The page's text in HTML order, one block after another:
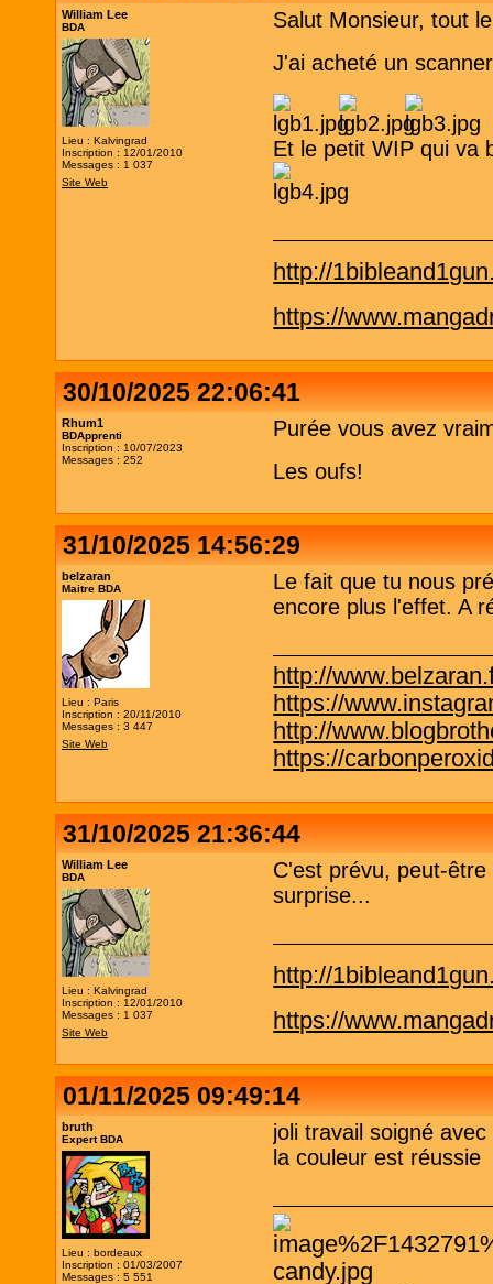
William Lee
BDA
Lieu : Kalvingrad
Inscription : 12/01/2010
Messages : 1 037
Site Web
Salut Monsieur, tout
J'ai acheté un
Et le petit WIP qui va
http://
https://
30/10/2025 22:06:41
Rhum1
BDApprenti
Inscription : 10/07/2023
Messages : 252
Purée vous avez
Les oufs!
31/10/2025 14:56:29
belzaran
Maitre BDA
Lieu : Paris
Inscription : 20/11/2010
Messages : 3 447
Site Web
Le fait que tu nous
encore plus l'effet. A
http://
https://
http://
https://
31/10/2025 21:36:44
William Lee
BDA
Lieu : Kalvingrad
Inscription : 12/01/2010
Messages : 1 037
Site Web
C'est prévu, peut-
surprise...
http://
https://
01/11/2025 09:49:14
bruth
Expert BDA
Lieu : bordeaux
Inscription : 01/03/2007
Messages : 5 551
joli travail soigné
la couleur est réussie